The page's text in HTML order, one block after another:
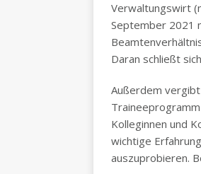
Verwaltungswirt
September 2021
Daran schließt
Außerdem
Kolleginnen und
wichtige
auszuprobieren.